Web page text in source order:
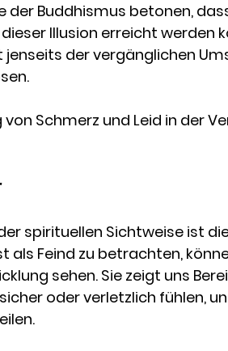
der Buddhismus betonen,
Illusion erreicht werden
jenseits der vergänglichen
Schmerz und Leid in der
spirituellen Sichtweise ist
als Feind zu betrachten,
sehen. Sie zeigt uns
oder verletzlich fühlen,